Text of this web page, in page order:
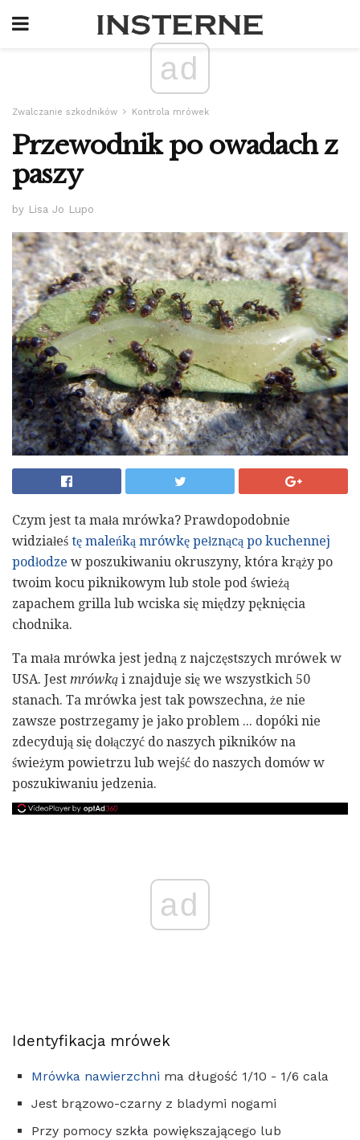
ad
Zwalczanie szkodników Kontrola mrówek
Przewodnik po owadach z
paszy
by Lisa Jo Lupo
Czym jest ta mała mrówka? Prawdopodobnie
widziałeś tę maleńką mrówkę pełznącą po kuchennej
podłodze w poszukiwaniu okruszyny, która krąży po
twoim kocu piknikowym lub stole pod świeżą
zapachem grilla lub wciska się między pęknięcia
chodnika.
Ta mała mrówka jest jedną z najczęstszych mrówek w
USA. Jest mrówką i znajduje się we wszystkich 50
stanach. Ta mrówka jest tak powszechna, że ​​nie
zawsze postrzegamy je jako problem ... dopóki nie
zdecydują się dołączyć do naszych pikników na
świeżym powietrzu lub wejść do naszych domów w
poszukiwaniu jedzenia.
ad
Identyfikacja mrówek
Mrówka nawierzchni ma długość 1/10 - 1/6 cala
Jest brązowo-czarny z bladymi nogami
Przy pomocy szkła powiększającego lub